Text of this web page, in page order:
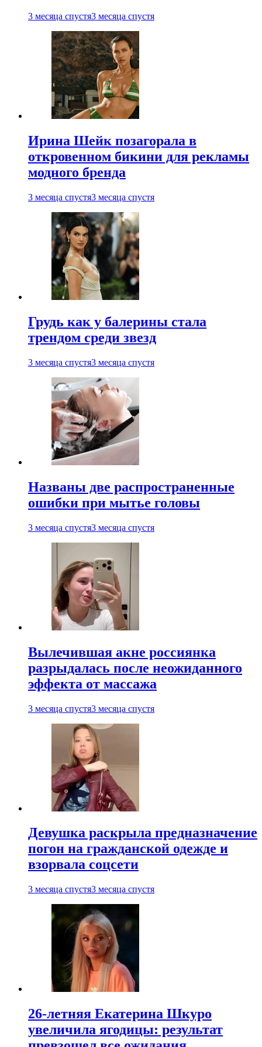
3 месяца спустя3 месяца спустя
Ирина Шейк позагорала в
откровенном бикини для рекламы
модного бренда
3 месяца спустя3 месяца спустя
Грудь как у балерины стала
трендом среди звезд
3 месяца спустя3 месяца спустя
Названы две распространенные
ошибки при мытье головы
3 месяца спустя3 месяца спустя
Вылечившая акне россиянка
разрыдалась после неожиданного
эффекта от массажа
3 месяца спустя3 месяца спустя
Девушка раскрыла предназначение
погон на гражданской одежде и
взорвала соцсети
3 месяца спустя3 месяца спустя
26-летняя Екатерина Шкуро
увеличила ягодицы: результат